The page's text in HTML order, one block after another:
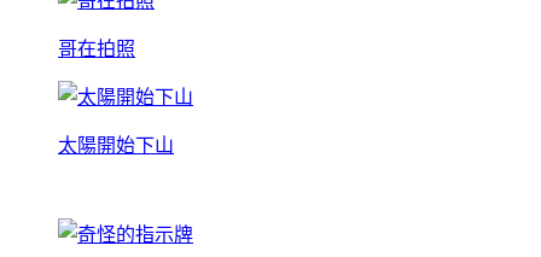
哥在拍照
太陽開始下山